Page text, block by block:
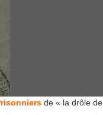
de « la drôle de